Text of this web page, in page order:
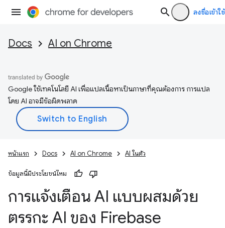
ลงชื่อเข้าใช้
Docs AI on Chrome
Google ใช้เทคโนโลยี AI เพื่อแปลเนื้อหาเป็นภาษาที่คุณต้องการ การแปล
โดย AI อาจมีข้อผิดพลาด
หน้าแรก Docs AI on Chrome AI ในตัว
ข้อมูลนี้มีประโยชน์ไหม
การแจ้งเตือน AI แบบผสมด้วย
ตรรกะ AI ของ Firebase